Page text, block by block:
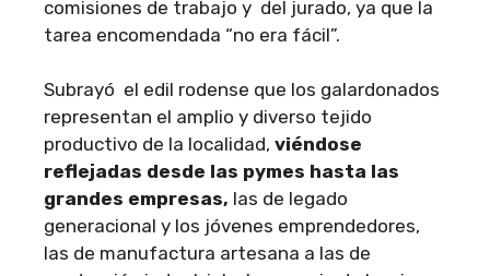
comisiones de trabajo y del jurado, ya que la
tarea encomendada “no era fácil”.
Subrayó el edil rodense que los galardonados
representan el amplio y diverso tejido
productivo de la localidad, viéndose
reflejadas desde las pymes hasta las
grandes empresas, las de legado
generacional y los jóvenes emprendedores,
las de manufactura artesana a las de